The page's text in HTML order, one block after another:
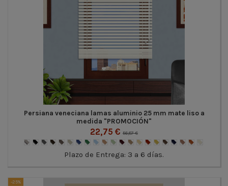
Persiana veneciana lamas aluminio 25 mm mate liso a
medida "PROMOCIÓN"
22,75 € 56,87 €
Plazo de Entrega: 3 a 6 días.
-25%